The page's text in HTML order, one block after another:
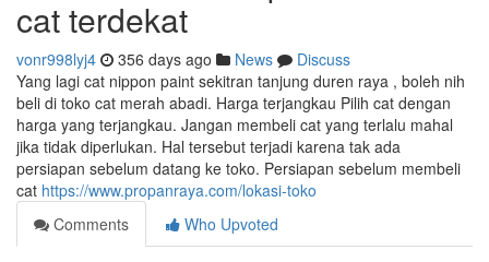
cat terdekat
vonr998lyj4 356 days ago News
Discuss
Yang lagi cat nippon paint sekitran tanjung duren raya , boleh nih
beli di toko cat merah abadi. Harga terjangkau Pilih cat dengan
harga yang terjangkau. Jangan membeli cat yang terlalu mahal
jika tidak diperlukan. Hal tersebut terjadi karena tak ada
persiapan sebelum datang ke toko. Persiapan sebelum membeli
cat https://www.propanraya.com/lokasi-toko
Comments
Who Upvoted